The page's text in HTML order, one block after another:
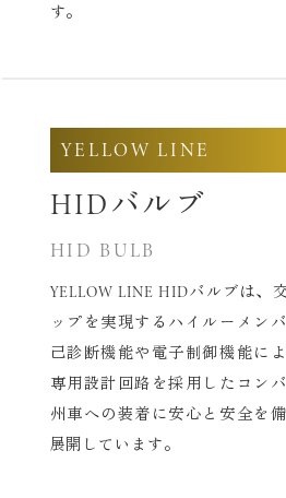
す。
YELLOW LINE
HIDバルブ
HID BULB
YELLOW LINE HIDバルブは、
ップを実現する ハイルーメン
己診断機能や電子制御機能に
専用設計回路を採用したコン
州車への装着に安心と安全を
展開しています。